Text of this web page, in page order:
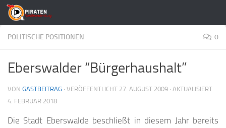
Zum Inhalt springen
POLITISCHE POSITIONEN 0
Eberswalder “Bürgerhaushalt”
VON GASTBEITRAG · VERÖFFENTLICHT 27. AUGUST 2009 · AKTUALISIERT
4. FEBRUAR 2018
Die Stadt Eberswalde beschließt in diesem Jahr bereits